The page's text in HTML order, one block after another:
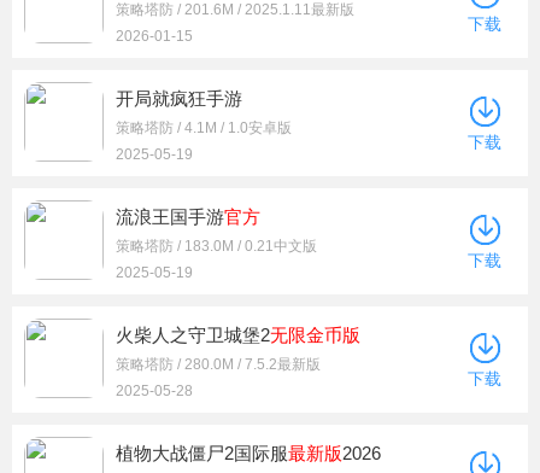
策略塔防 / 201.6M / 2025.1.11最新版
2026-01-15
下载
开局就疯狂手游
策略塔防 / 4.1M / 1.0安卓版
2025-05-19
下载
流浪王国手游官方
策略塔防 / 183.0M / 0.21中文版
2025-05-19
下载
火柴人之守卫城堡2无限金币版
策略塔防 / 280.0M / 7.5.2最新版
2025-05-28
下载
植物大战僵尸2国际服最新版2026